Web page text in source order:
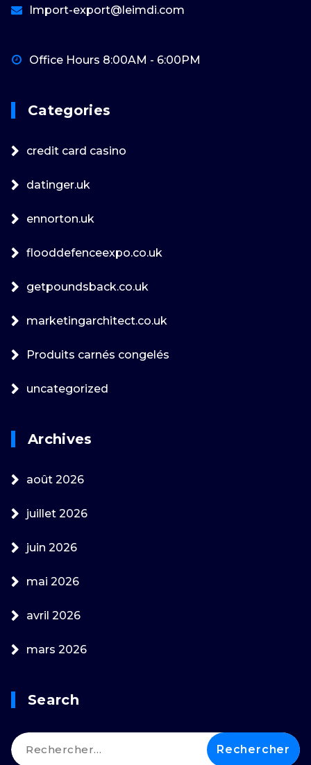
Import-export@leimdi.com
Office Hours 8:00AM - 6:00PM
Categories
credit card casino
datinger.uk
ennorton.uk
flooddefenceexpo.co.uk
getpoundsback.co.uk
marketingarchitect.co.uk
Produits carnés congelés
uncategorized
Archives
août 2026
juillet 2026
juin 2026
mai 2026
avril 2026
mars 2026
Search
Rechercher :